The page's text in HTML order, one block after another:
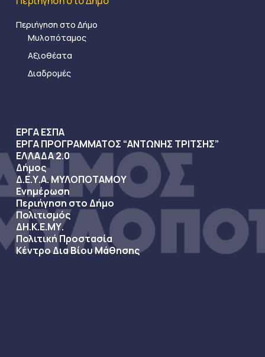
Περιήγηση στο Δήμο
Μυλοπόταμος
Αξιοθέατα
Διαδρομές
ΕΡΓΑ ΕΣΠΑ
ΕΡΓΑ ΠΡΟΓΡΑΜΜΑΤΟΣ “ΑΝΤΩΝΗΣ ΤΡΙΤΣΗΣ”
ΕΛΛΑΔΑ 2.0
Δήμος
Δ.Ε.Υ.Α. ΜΥΛΟΠΟΤΑΜΟΥ
Ενημέρωση
Περιήγηση στο Δήμο
Πολιτισμός
ΔΗ.Κ.Ε.ΜΥ.
Πολιτική Προστασία
Κέντρο Δια Βίου Μάθησης